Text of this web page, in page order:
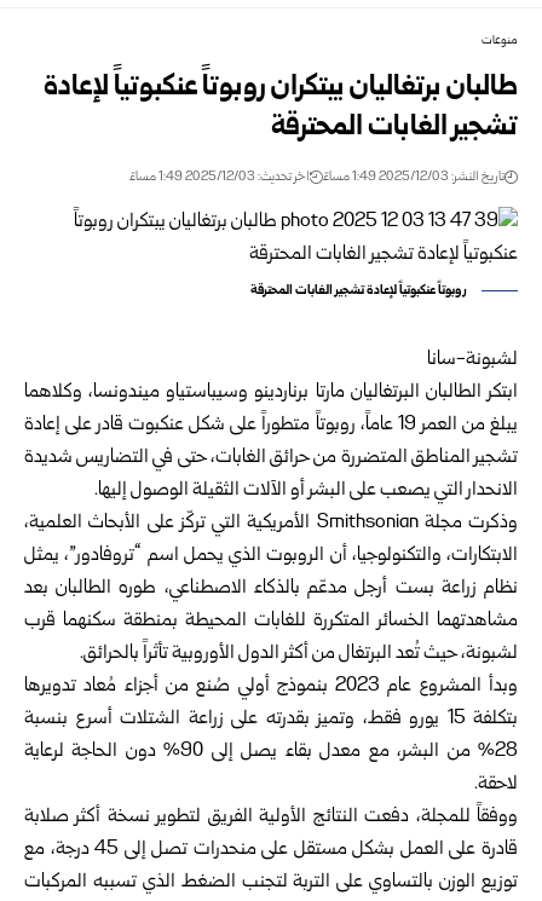
منوعات
طالبان برتغاليان يبتكران روبوتاً عنكبوتياً لإعادة
تشجير الغابات المحترقة
تاريخ النشر: 2025/12/03 1:49 مساءً اخر تحديث: 2025/12/03 1:49 مساءً
روبوتاً عنكبوتياً لإعادة تشجير الغابات المحترقة
لشبونة-سانا
ابتكر الطالبان البرتغاليان مارتا برناردينو وسيباستياو ميندونسا، وكلاهما
يبلغ من العمر 19 عاماً، روبوتاً متطوراً على شكل عنكبوت قادر على إعادة
تشجير المناطق المتضررة من حرائق الغابات، حتى في التضاريس شديدة
الانحدار التي يصعب على البشر أو الآلات الثقيلة الوصول إليها.
وذكرت مجلة Smithsonian الأمريكية التي تركّز على الأبحاث العلمية،
الابتكارات، والتكنولوجيا، أن الروبوت الذي يحمل اسم “تروفادور”، يمثل
نظام زراعة بست أرجل مدعّم بالذكاء الاصطناعي، طوره الطالبان بعد
مشاهدتهما الخسائر المتكررة للغابات المحيطة بمنطقة سكنهما قرب
لشبونة، حيث تُعد البرتغال من أكثر الدول الأوروبية تأثراً بالحرائق.
وبدأ المشروع عام 2023 بنموذج أولي صُنع من أجزاء مُعاد تدويرها
بتكلفة 15 يورو فقط، وتميز بقدرته على زراعة الشتلات أسرع بنسبة
28% من البشر، مع معدل بقاء يصل إلى 90% دون الحاجة لرعاية
لاحقة.
ووفقاً للمجلة، دفعت النتائج الأولية الفريق لتطوير نسخة أكثر صلابة
قادرة على العمل بشكل مستقل على منحدرات تصل إلى 45 درجة، مع
توزيع الوزن بالتساوي على التربة لتجنب الضغط الذي تسببه المركبات